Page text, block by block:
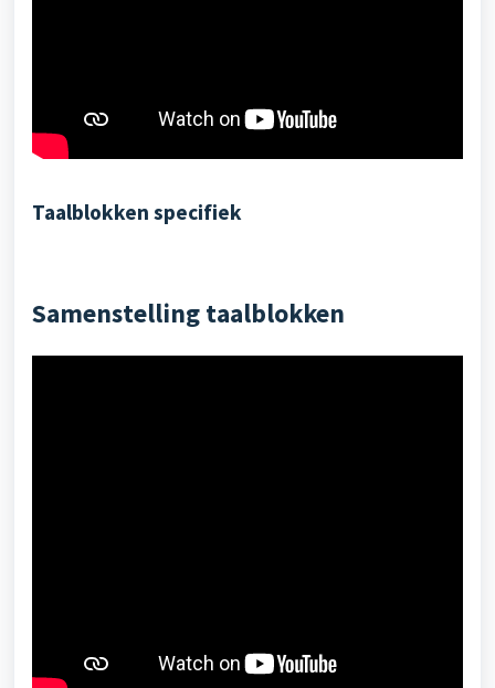
Taalblokken specifiek
Samenstelling taalblokken